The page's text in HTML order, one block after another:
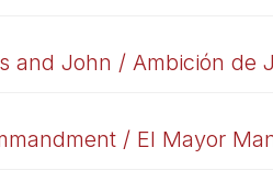
and John / Ambición de
/ El Mayor